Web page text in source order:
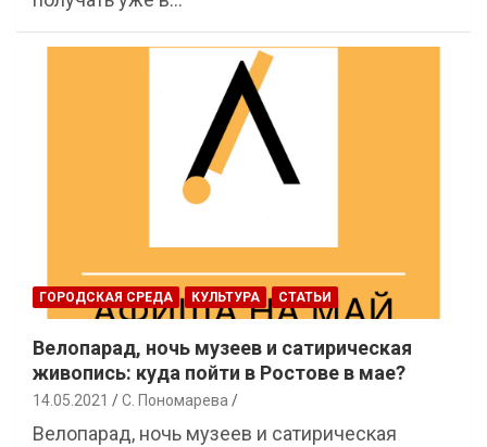
ГОРОДСКАЯ СРЕДА КУЛЬТУРА СТАТЬИ
Велопарад, ночь музеев и сатирическая
живопись: куда пойти в Ростове в мае?
14.05.2021 С. Пономарева
Велопарад, ночь музеев и сатирическая